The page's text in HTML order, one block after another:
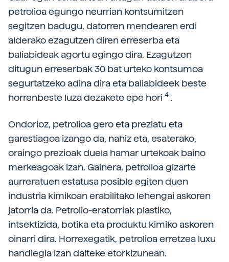
petrolioa egungo neurrian kontsumitzen
segitzen badugu, datorren mendearen erdi
alderako ezagutzen diren erreserba eta
baliabideak agortu egingo dira. Ezagutzen
ditugun erreserbak 30 bat urteko kontsumoa
segurtatzeko adina dira eta baliabideek beste
horrenbeste luza dezakete epe hori 4 .
Ondorioz, petrolioa gero eta preziatu eta
garestiagoa izango da, nahiz eta, esaterako,
oraingo prezioak duela hamar urtekoak baino
merkeagoak izan. Gainera, petrolioa gizarte
aurreratuen estatusa posible egiten duen
industria kimikoan erabilitako lehengai askoren
jatorria da. Petrolio-eratorriak plastiko,
intsektizida, botika eta produktu kimiko askoren
oinarri dira. Horrexegatik, petrolioa erretzea luxu
handiegia izan daiteke etorkizunean.